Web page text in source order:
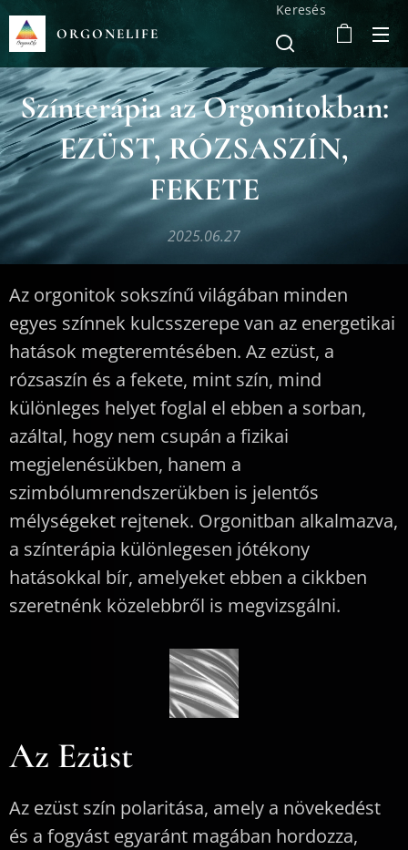
ORGONELIFE
Keresés
Színterápia az Orgonitokban:
EZÜST, RÓZSASZÍN,
FEKETE
2025.06.27
Az orgonitok sokszínű világában minden
egyes színnek kulcsszerepe van az energetikai
hatások megteremtésében. Az ezüst, a
rózsaszín és a fekete, mint szín, mind
különleges helyet foglal el ebben a sorban,
azáltal, hogy nem csupán a fizikai
megjelenésükben, hanem a
szimbólumrendszerükben is jelentős
mélységeket rejtenek. Orgonitban alkalmazva,
a színterápia különlegesen jótékony
hatásokkal bír, amelyeket ebben a cikkben
szeretnénk közelebbről is megvizsgálni.
Az Ezüst
Az ezüst szín polaritása, amely a növekedést
és a fogyást egyaránt magában hordozza,